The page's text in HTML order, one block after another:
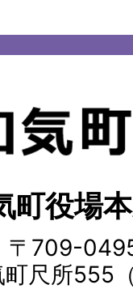
町役場
〒709-
町尺所555